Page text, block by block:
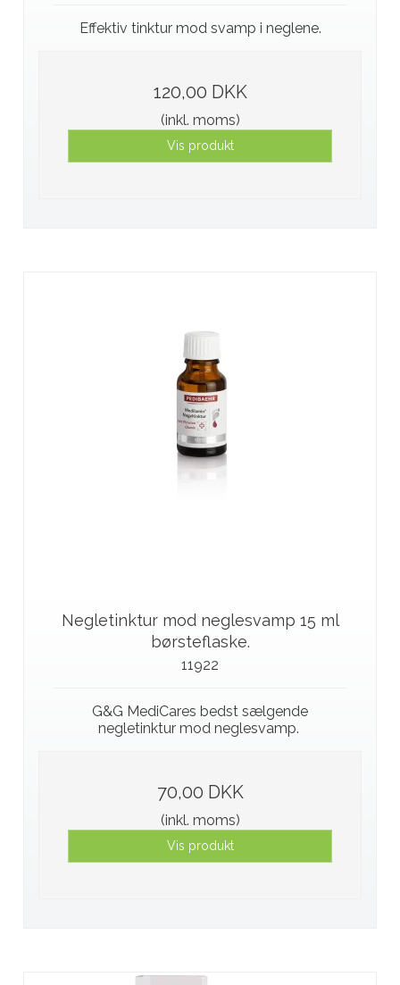
Effektiv tinktur mod svamp i neglene.
120,00 DKK
(inkl. moms)
Vis produkt
Negletinktur mod neglesvamp 15 ml
børsteflaske.
11922
G&G MediCares bedst sælgende
negletinktur mod neglesvamp.
70,00 DKK
(inkl. moms)
Vis produkt